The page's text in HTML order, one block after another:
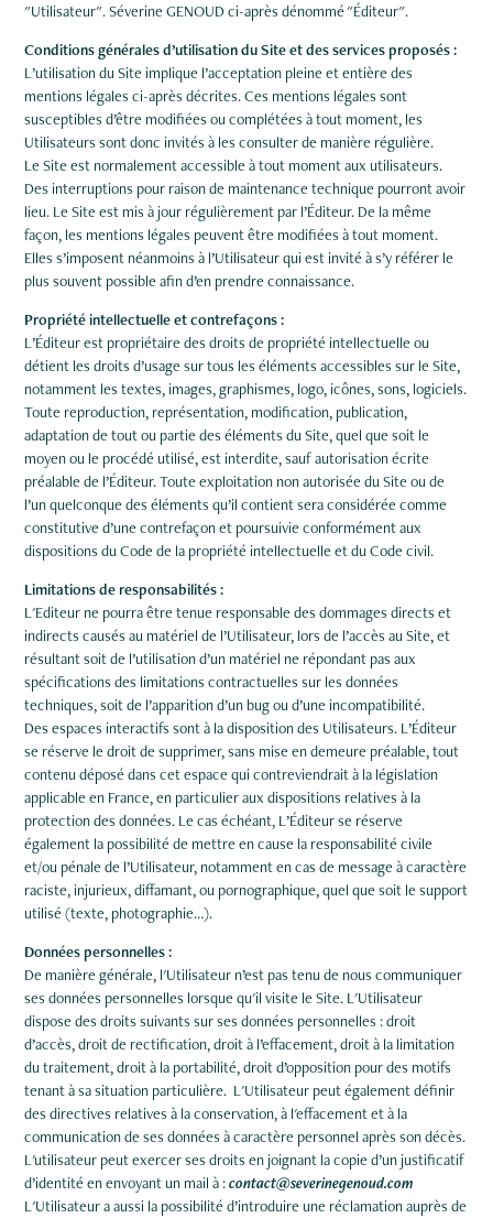
"Utilisateur". Séverine GENOUD ci-après dénommé "Éditeur".
Conditions générales d’utilisation du Site et des services proposés :
L’utilisation du Site implique l’acceptation pleine et entière des
mentions légales ci-après décrites. Ces mentions légales sont
susceptibles d’être modifiées ou complétées à tout moment, les
Utilisateurs sont donc invités à les consulter de manière régulière.
Le Site est normalement accessible à tout moment aux utilisateurs.
Des interruptions pour raison de maintenance technique pourront avoir
lieu. Le Site est mis à jour régulièrement par l’Éditeur. De la même
façon, les mentions légales peuvent être modifiées à tout moment.
Elles s’imposent néanmoins à l’Utilisateur qui est invité à s’y référer le
plus souvent possible afin d’en prendre connaissance.
Propriété intellectuelle et contrefaçons :
L’Éditeur est propriétaire des droits de propriété intellectuelle ou
détient les droits d’usage sur tous les éléments accessibles sur le Site,
notamment les textes, images, graphismes, logo, icônes, sons, logiciels.
Toute reproduction, représentation, modification, publication,
adaptation de tout ou partie des éléments du Site, quel que soit le
moyen ou le procédé utilisé, est interdite, sauf autorisation écrite
préalable de l’Éditeur. Toute exploitation non autorisée du Site ou de
l’un quelconque des éléments qu’il contient sera considérée comme
constitutive d’une contrefaçon et poursuivie conformément aux
dispositions du Code de la propriété intellectuelle et du Code civil.
Limitations de responsabilités :
L'Editeur ne pourra être tenue responsable des dommages directs et
indirects causés au matériel de l’Utilisateur, lors de l’accès au Site, et
résultant soit de l’utilisation d’un matériel ne répondant pas aux
spécifications des limitations contractuelles sur les données
techniques, soit de l’apparition d’un bug ou d’une incompatibilité.
Des espaces interactifs sont à la disposition des Utilisateurs. L’Éditeur
se réserve le droit de supprimer, sans mise en demeure préalable, tout
contenu déposé dans cet espace qui contreviendrait à la législation
applicable en France, en particulier aux dispositions relatives à la
protection des données. Le cas échéant, L’Éditeur se réserve
également la possibilité de mettre en cause la responsabilité civile
et/ou pénale de l’Utilisateur, notamment en cas de message à caractère
raciste, injurieux, diffamant, ou pornographique, quel que soit le support
utilisé (texte, photographie…).
Données personnelles :
De manière générale, l'Utilisateur n’est pas tenu de nous communiquer
ses données personnelles lorsque qu'il visite le Site. L'Utilisateur
dispose des droits suivants sur ses données personnelles : droit
d’accès, droit de rectification, droit à l’effacement, droit à la limitation
du traitement, droit à la portabilité, droit d’opposition pour des motifs
tenant à sa situation particulière. L'Utilisateur peut également définir
des directives relatives à la conservation, à l'effacement et à la
communication de ses données à caractère personnel après son décès.
L'utilisateur peut exercer ses droits en joignant la copie d’un justificatif
d’identité en envoyant un mail à :contact@severinegenoud.com
L'Utilisateur a aussi la possibilité d’introduire une réclamation auprès de